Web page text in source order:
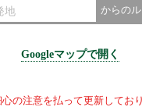
からのル
Googleマップで開く
の注意を払って更新してお